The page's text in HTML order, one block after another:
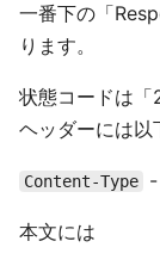
一番下の「
ります。
状態コードは「
ヘッダーには以
Content-Type -
本文には